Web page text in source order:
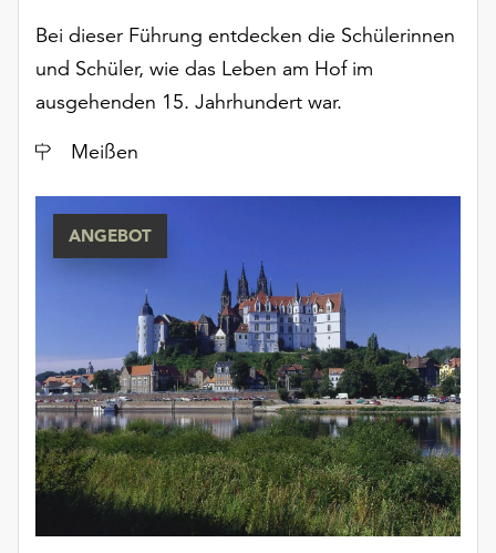
Bei dieser Führung entdecken die Schülerinnen
und Schüler, wie das Leben am Hof im
ausgehenden 15. Jahrhundert war.
Ort
Meißen
ANGEBOT